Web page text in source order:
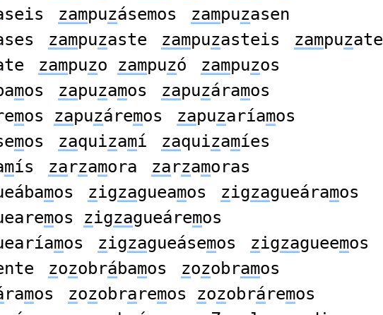
zampuzásemos zampuzasen
zampuzaste zampuzasteis zampuzate
zampuzo zampuzó zampuzos
mos zapuzamos zapuzáramos
mos zapuzáremos zapuzaríamos
mos zaquizamí zaquizamíes
mís zarzamora zarzamoras
mos zigzagueamos zigzagueáramos
mos zigzagueáremos
mos zigzagueásemos zigzagueemos
zozobrábamos zozobramos
ramos zozobraremos zozobráremos